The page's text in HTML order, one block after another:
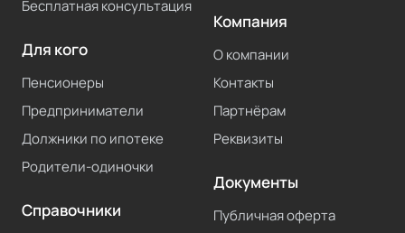
Бесплатная консультация
Для кого
Пенсионеры
Предприниматели
Должники по ипотеке
Родители-одиночки
Справочники
Компания
О компании
Контакты
Партнёрам
Реквизиты
Документы
Публичная оферта